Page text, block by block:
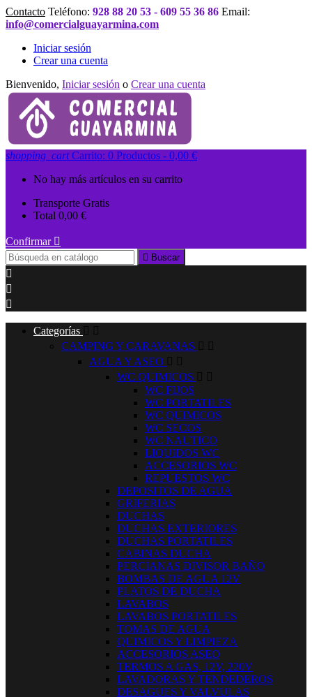
Contacto Teléfono: 928 88 20 53 - 609 55 36 86 Email:
info@comercialguayarmina.com
Iniciar sesión
Crear una cuenta
Bienvenido, Iniciar sesión o Crear una cuenta
shopping_cart Carrito: 0 Productos - 0,00 €
No hay más artículos en su carrito
Transporte Gratis
Total 0,00 €
Confirmar 
 Buscar



Categorías  
CAMPING Y CARAVANAS  
AGUA Y ASEO  
WC QUIMICOS  
WC FIJOS
WC PORTATILES
WC QUIMICOS
WC SECOS
WC NAUTICO
LIQUIDOS WC
ACCESORIOS WC
REPUESTOS WC
DEPOSITOS DE AGUA
GRIFERIAS
DUCHAS
DUCHAS EXTERIORES
DUCHAS PORTATILES
CABINAS DUCHA
PERCIANAS DIVISOR BAÑO
BOMBAS DE AGUA 12V
PLATOS DE DUCHA
LAVABOS
LAVABOS PORTATILES
TOMAS DE AGUA
QUIMICOS Y LIMPIEZA
ACCESORIOS ASEO
TERMOS A GAS, 12V, 220V
LAVADORAS Y TENDEDEROS
DESAGUES Y VALVULAS